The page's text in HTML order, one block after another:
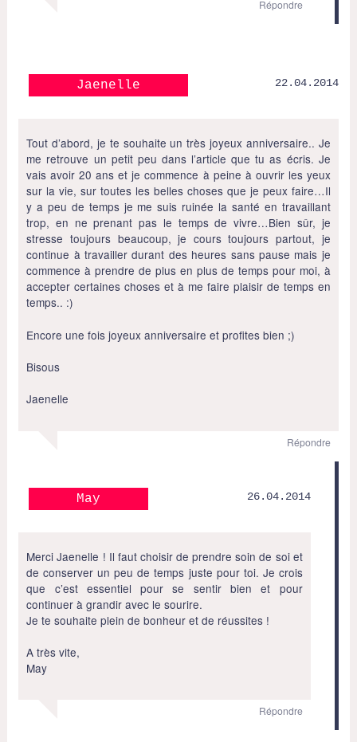
Répondre
Jaenelle 22.04.2014
Tout d’abord, je te souhaite un très joyeux anniversaire.. Je
me retrouve un petit peu dans l’article que tu as écris. Je
vais avoir 20 ans et je commence à peine à ouvrir les yeux
sur la vie, sur toutes les belles choses que je peux faire…Il
y a peu de temps je me suis ruinée la santé en travaillant
trop, en ne prenant pas le temps de vivre…Bien sûr, je
stresse toujours beaucoup, je cours toujours partout, je
continue à travailler durant des heures sans pause mais je
commence à prendre de plus en plus de temps pour moi, à
accepter certaines choses et à me faire plaisir de temps en
temps.. :)
Encore une fois joyeux anniversaire et profites bien ;)
Bisous
Jaenelle
Répondre
May 26.04.2014
Merci Jaenelle ! Il faut choisir de prendre soin de soi et
de conserver un peu de temps juste pour toi. Je crois
que c’est essentiel pour se sentir bien et pour
continuer à grandir avec le sourire.
Je te souhaite plein de bonheur et de réussites !
A très vite,
May
Répondre